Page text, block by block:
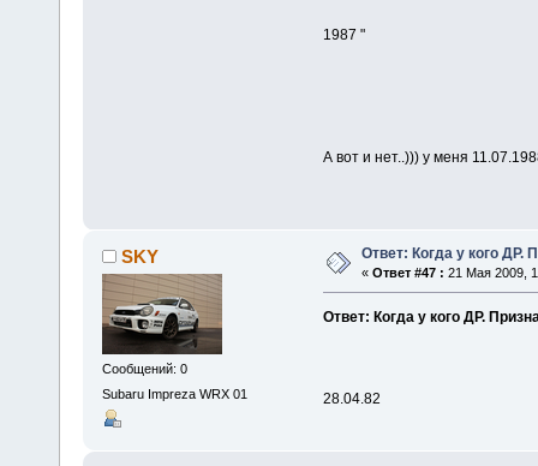
1987 "
А вот и нет..))) у меня
SKY
Сообщений: 0
Subaru Impreza WRX 01
Ответ: Когда у кого ДР.
« Ответ #47 : 21 Мая 2009,
Ответ: Когда у кого ДР.
28.04.82